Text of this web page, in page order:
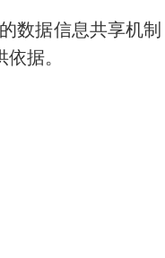
数据信息共享机
据。